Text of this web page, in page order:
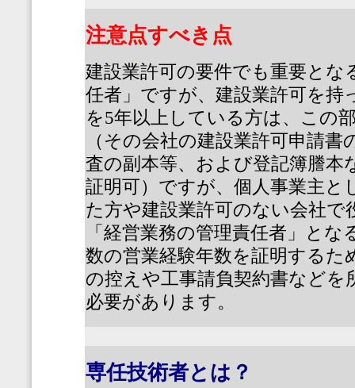
注意点すべき点
建設業許可の要件でも重要とな
任者」ですが、建設業許可を持
を5年以上している方は、この
（その会社の建設業許可申請
査の副本等、および登記簿謄本
証明可）ですが、個人事業主と
た方や建設業許可のない会社で
「経営業務の管理責任者」と
数の営業経験年数を証明するた
の控えや工事請負契約書などを
必要があります。
専任技術者とは？